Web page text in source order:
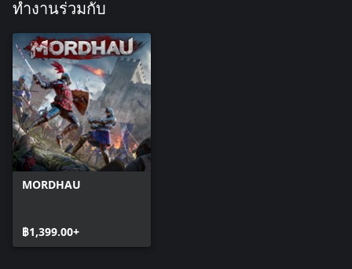
ทำงานร่วมกับ
MORDHAU
฿1,399.00+